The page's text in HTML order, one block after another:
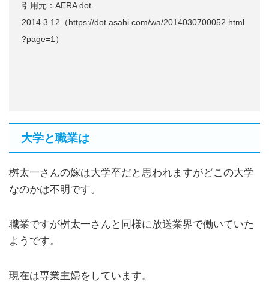
引用元：AERA dot.
2014.3.12（https://dot.asahi.com/wa/2014030700052.html
?page=1）
大学と職業は
桝太一さんの嫁は大学卒だと思われますがどこの大学
なのかは不明です。
職業ですが桝太一さんと同様に放送業界で働いていた
ようです。
現在は専業主婦をしています。